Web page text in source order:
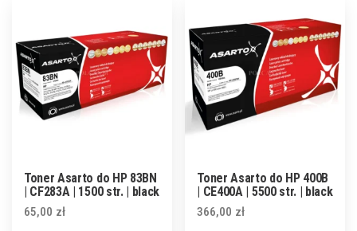
Toner Asarto do HP 83BN
| CF283A | 1500 str. | black
65,00 zł
Toner Asarto do HP 400B
| CE400A | 5500 str. | black
366,00 zł